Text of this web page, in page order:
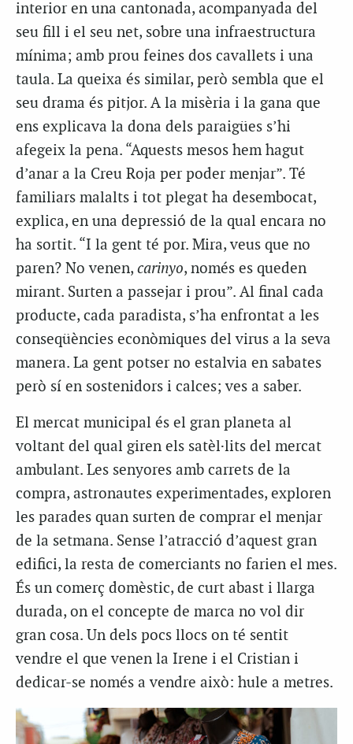
interior en una cantonada, acompanyada del
seu fill i el seu net, sobre una infraestructura
mínima; amb prou feines dos cavallets i una
taula. La queixa és similar, però sembla que el
seu drama és pitjor. A la misèria i la gana que
ens explicava la dona dels paraigües s’hi
afegeix la pena. “Aquests mesos hem hagut
d’anar a la Creu Roja per poder menjar”. Té
familiars malalts i tot plegat ha desembocat,
explica, en una depressió de la qual encara no
ha sortit. “I la gent té por. Mira, veus que no
paren? No venen, carinyo, només es queden
mirant. Surten a passejar i prou”. Al final cada
producte, cada paradista, s’ha enfrontat a les
conseqüències econòmiques del virus a la seva
manera. La gent potser no estalvia en sabates
però sí en sostenidors i calces; ves a saber.
El mercat municipal és el gran planeta al
voltant del qual giren els satèl·lits del mercat
ambulant. Les senyores amb carrets de la
compra, astronautes experimentades, exploren
les parades quan surten de comprar el menjar
de la setmana. Sense l’atracció d’aquest gran
edifici, la resta de comerciants no farien el mes.
És un comerç domèstic, de curt abast i llarga
durada, on el concepte de marca no vol dir
gran cosa. Un dels pocs llocs on té sentit
vendre el que venen la Irene i el Cristian i
dedicar-se només a vendre això: hule a metres.